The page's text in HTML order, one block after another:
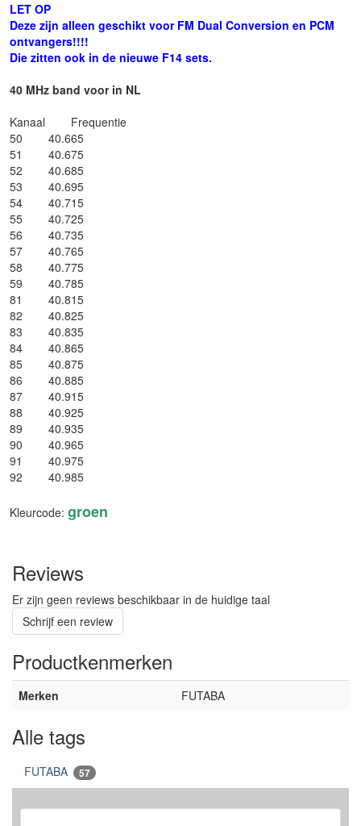
LET OP
Deze zijn alleen geschikt voor FM Dual Conversion en PCM
ontvangers!!!!
Die zitten ook in de nieuwe F14 sets.
40 MHz band voor in NL
Kanaal Frequentie
50 40.665
51 40.675
52 40.685
53 40.695
54 40.715
55 40.725
56 40.735
57 40.765
58 40.775
59 40.785
81 40.815
82 40.825
83 40.835
84 40.865
85 40.875
86 40.885
87 40.915
88 40.925
89 40.935
90 40.965
91 40.975
92 40.985
Kleurcode: groen
Reviews
Er zijn geen reviews beschikbaar in de huidige taal
Schrijf een review
Productkenmerken
Merken FUTABA
Alle tags
FUTABA 57